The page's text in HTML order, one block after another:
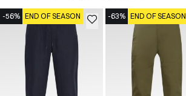
-56% END OF SEASON -63% END OF SEASON